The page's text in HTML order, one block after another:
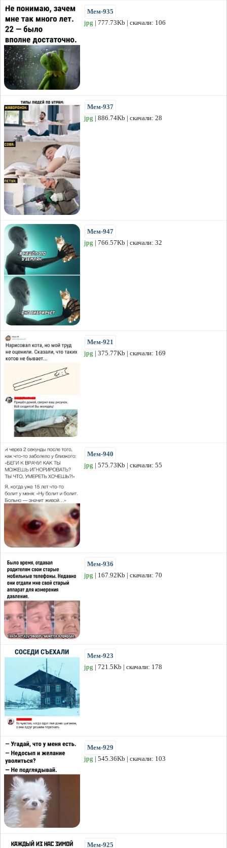
Мем-935
jpg | 777.73Kb | скачали: 106
Мем-937
jpg | 886.74Kb | скачали: 28
Мем-947
jpg | 766.57Kb | скачали: 32
Мем-921
jpg | 375.77Kb | скачали: 169
Мем-940
jpg | 575.73Kb | скачали: 55
Мем-936
jpg | 167.92Kb | скачали: 70
Мем-923
jpg | 721.5Kb | скачали: 178
Мем-929
jpg | 545.36Kb | скачали: 103
Мем-925